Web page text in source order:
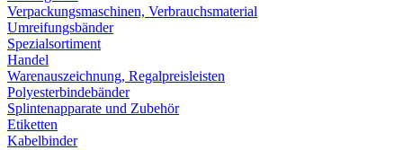
Verpackungsmaschinen, Verbrauchsmaterial
Umreifungsbänder
Spezialsortiment
Handel
Warenauszeichnung, Regalpreisleisten
Polyesterbindebänder
Splintenapparate und Zubehör
Etiketten
Kabelbinder